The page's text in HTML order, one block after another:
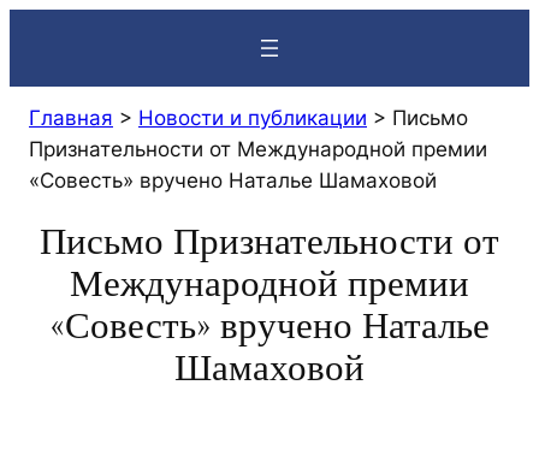
содержимому
Главная > Новости и публикации > Письмо
Признательности от Международной премии
«Совесть» вручено Наталье Шамаховой
Письмо Признательности от
Международной премии
«Совесть» вручено Наталье
Шамаховой